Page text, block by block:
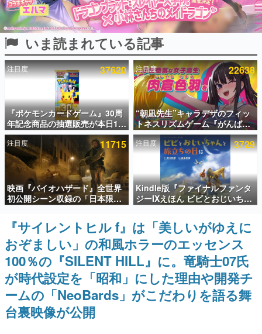
ピックアップ
電ファミのいま読まれている記事ランキング
アプリセール情報
インタビュー
連載・特集一覧
殿堂入り記事
SNS拡散数が数千以上！ ページビュー数万以上！ などな
ど。多くの人々に読まれた、電ファミ渾身の“殿堂入り”記
事をまとめました。
ゲームの企画書
名作ゲームクリエイターの方々に製作時のエピソードをお
聞きし、ヒットする企画（ゲーム）とは何か？を探ってい
きます。
赫本
この物語を解いてはいけない。『赫本』は、〈試験問題〉
の形をした短編ホラー小説集です。
新世代に訊く
いま読まれている記事
注目度 37620
『ポケモンカードゲーム』30周
年記念商品の抽選販売が本日12
時より開始。拡張パック「30th
CELEBRATION」のボックス
に、「プレミアムデッキセット
エーフィ・ブラッキー」
「FUTURISTIC BOX」の計3商
品
注目度 22638
“朝凪先生”キャラデザのフィッ
トネスリズムゲーム『がんば
れ！チアリズム』Steamストア
ページが公開。キャラクターの
CVは陽向葵ゅかさん
注目度 11715
映画『バイオハザード』全世界
初公開シーン収録の「日本限
定」予告映像が解禁。バイオの
日（8月10日）にあわせて、
「ラクーンシティ総合病院」へ
行く配達人の姿が披露
注目度 3729
Kindle版『ファイナルファンタ
ジーIXえほん ビビとおじいちゃ
んと旅立ちの日に』が半額の
「660円」となるセールが開催
中。原作スタッフの青木和彦氏
と板鼻利幸氏による「ビビ」の
前日譚
『サイレントヒル f』は「美しいがゆえに
おぞましい」の和風ホラーのエッセンス
100％の『SILENT HILL』に。竜騎士07氏
が時代設定を「昭和」にした理由や開発チ
ームの「NeoBards」がこだわりを語る舞
台裏映像が公開